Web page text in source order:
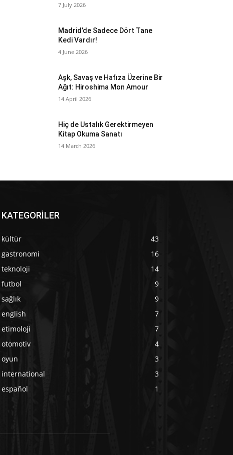
7 July 2026
Madrid’de Sadece Dört Tane
Kedi Vardır!
4 June 2026
Aşk, Savaş ve Hafıza Üzerine Bir
Ağıt: Hiroshima Mon Amour
14 April 2026
Hiç de Ustalık Gerektirmeyen
Kitap Okuma Sanatı
14 March 2026
KATEGORİLER
kültür
43
gastronomi
16
teknoloji
14
futbol
9
sağlık
9
english
7
etimoloji
7
otomotiv
4
oyun
3
international
3
español
1